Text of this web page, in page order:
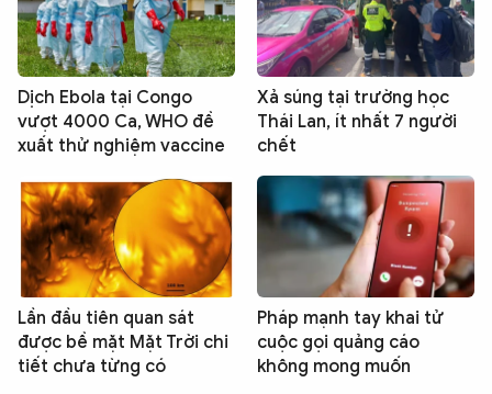
Dịch Ebola tại Congo
vượt 4000 Ca, WHO đề
xuất thử nghiệm vaccine
Xả súng tại trường học
Thái Lan, ít nhất 7 người
chết
Lần đầu tiên quan sát
được bề mặt Mặt Trời chi
tiết chưa từng có
Pháp mạnh tay khai tử
cuộc gọi quảng cáo
không mong muốn